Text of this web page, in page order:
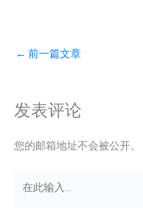
← 前一篇文章
发表评论
您的邮箱地址不会被公开。
此